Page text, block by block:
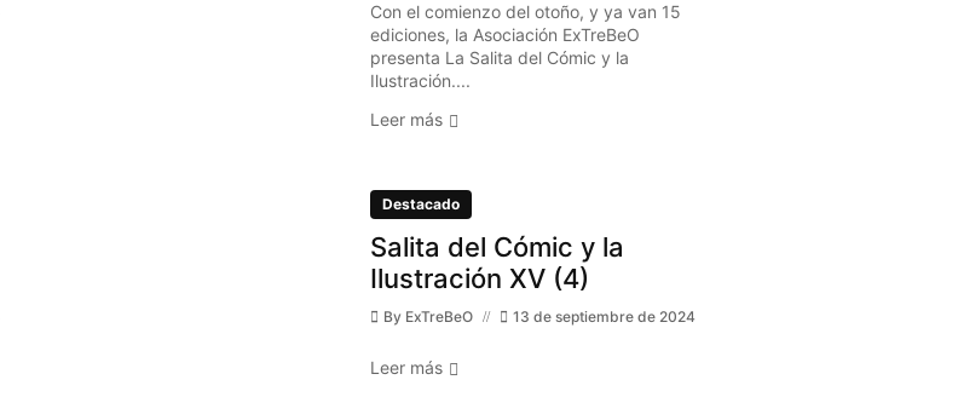
Con el comienzo del otoño, y ya van 15
ediciones, la Asociación ExTreBeO
presenta La Salita del Cómic y la
Ilustración....
Leer más
Destacado
Salita del Cómic y la
Ilustración XV (4)
By ExTreBeO 13 de septiembre de 2024
Leer más